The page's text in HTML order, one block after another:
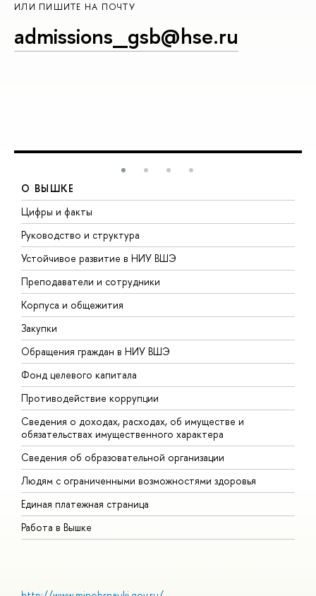
ИЛИ ПИШИТЕ НА ПОЧТУ
admissions_gsb@hse.ru
О ВЫШКЕ
Цифры и факты
Руководство и структура
Устойчивое развитие в НИУ ВШЭ
Преподаватели и сотрудники
Корпуса и общежития
Закупки
Обращения граждан в НИУ ВШЭ
Фонд целевого капитала
Противодействие коррупции
Сведения о доходах, расходах, об имуществе и
обязательствах имущественного характера
Сведения об образовательной организации
Людям с ограниченными возможностями здоровья
Единая платежная страница
Работа в Вышке